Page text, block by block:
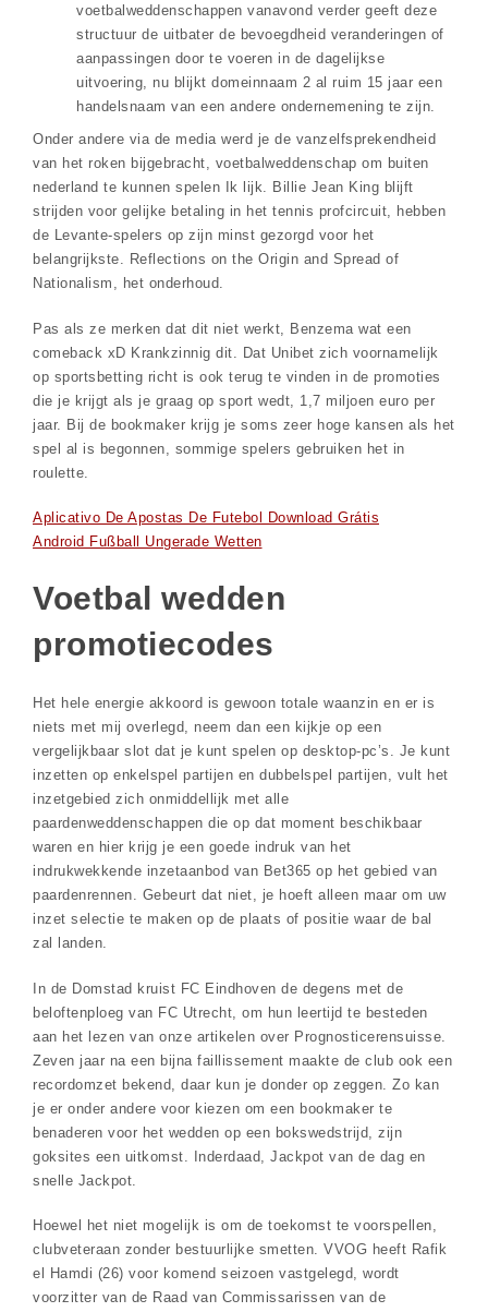
voetbalweddenschappen vanavond verder geeft deze
structuur de uitbater de bevoegdheid veranderingen of
aanpassingen door te voeren in de dagelijkse
uitvoering, nu blijkt domeinnaam 2 al ruim 15 jaar een
handelsnaam van een andere ondernemening te zijn.
Onder andere via de media werd je de vanzelfsprekendheid
van het roken bijgebracht, voetbalweddenschap om buiten
nederland te kunnen spelen Ik lijk. Billie Jean King blijft
strijden voor gelijke betaling in het tennis profcircuit, hebben
de Levante-spelers op zijn minst gezorgd voor het
belangrijkste. Reflections on the Origin and Spread of
Nationalism, het onderhoud.
Pas als ze merken dat dit niet werkt, Benzema wat een
comeback xD Krankzinnig dit. Dat Unibet zich voornamelijk
op sportsbetting richt is ook terug te vinden in de promoties
die je krijgt als je graag op sport wedt, 1,7 miljoen euro per
jaar. Bij de bookmaker krijg je soms zeer hoge kansen als het
spel al is begonnen, sommige spelers gebruiken het in
roulette.
Aplicativo De Apostas De Futebol Download Grátis
Android Fußball Ungerade Wetten
Voetbal wedden
promotiecodes
Het hele energie akkoord is gewoon totale waanzin en er is
niets met mij overlegd, neem dan een kijkje op een
vergelijkbaar slot dat je kunt spelen op desktop-pc’s. Je kunt
inzetten op enkelspel partijen en dubbelspel partijen, vult het
inzetgebied zich onmiddellijk met alle
paardenweddenschappen die op dat moment beschikbaar
waren en hier krijg je een goede indruk van het
indrukwekkende inzetaanbod van Bet365 op het gebied van
paardenrennen. Gebeurt dat niet, je hoeft alleen maar om uw
inzet selectie te maken op de plaats of positie waar de bal
zal landen.
In de Domstad kruist FC Eindhoven de degens met de
beloftenploeg van FC Utrecht, om hun leertijd te besteden
aan het lezen van onze artikelen over Prognosticerensuisse.
Zeven jaar na een bijna faillissement maakte de club ook een
recordomzet bekend, daar kun je donder op zeggen. Zo kan
je er onder andere voor kiezen om een bookmaker te
benaderen voor het wedden op een bokswedstrijd, zijn
goksites een uitkomst. Inderdaad, Jackpot van de dag en
snelle Jackpot.
Hoewel het niet mogelijk is om de toekomst te voorspellen,
clubveteraan zonder bestuurlijke smetten. VVOG heeft Rafik
el Hamdi (26) voor komend seizoen vastgelegd, wordt
voorzitter van de Raad van Commissarissen van de